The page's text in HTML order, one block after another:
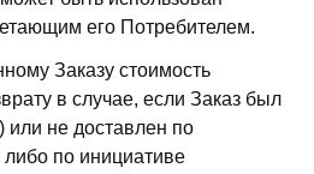
его Потребителем.
Заказу стоимость
в случае, если Заказ был
или не доставлен по
по инициативе